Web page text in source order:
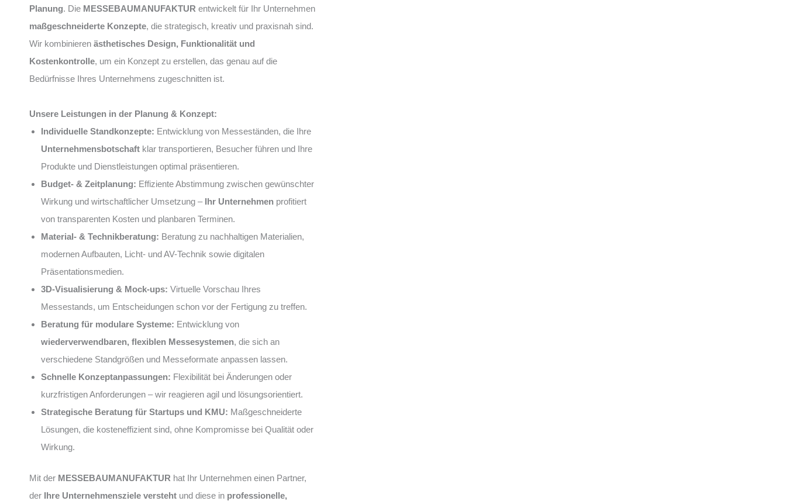
Planung. Die MESSEBAUMANUFAKTUR entwickelt für Ihr Unternehmen
maßgeschneiderte Konzepte, die strategisch, kreativ und praxisnah sind.
Wir kombinieren ästhetisches Design, Funktionalität und
Kostenkontrolle, um ein Konzept zu erstellen, das genau auf die
Bedürfnisse Ihres Unternehmens zugeschnitten ist.
Unsere Leistungen in der Planung & Konzept:
Individuelle Standkonzepte: Entwicklung von Messeständen, die Ihre
Unternehmensbotschaft klar transportieren, Besucher führen und Ihre
Produkte und Dienstleistungen optimal präsentieren.
Budget- & Zeitplanung: Effiziente Abstimmung zwischen gewünschter
Wirkung und wirtschaftlicher Umsetzung – Ihr Unternehmen profitiert
von transparenten Kosten und planbaren Terminen.
Material- & Technikberatung: Beratung zu nachhaltigen Materialien,
modernen Aufbauten, Licht- und AV-Technik sowie digitalen
Präsentationsmedien.
3D-Visualisierung & Mock-ups: Virtuelle Vorschau Ihres
Messestands, um Entscheidungen schon vor der Fertigung zu treffen.
Beratung für modulare Systeme: Entwicklung von
wiederverwendbaren, flexiblen Messesystemen, die sich an
verschiedene Standgrößen und Messeformate anpassen lassen.
Schnelle Konzeptanpassungen: Flexibilität bei Änderungen oder
kurzfristigen Anforderungen – wir reagieren agil und lösungsorientiert.
Strategische Beratung für Startups und KMU: Maßgeschneiderte
Lösungen, die kosteneffizient sind, ohne Kompromisse bei Qualität oder
Wirkung.
Mit der MESSEBAUMANUFAKTUR hat Ihr Unternehmen einen Partner,
der Ihre Unternehmensziele versteht und diese in professionelle,